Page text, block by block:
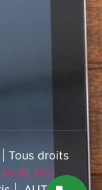
Tous droits
de site